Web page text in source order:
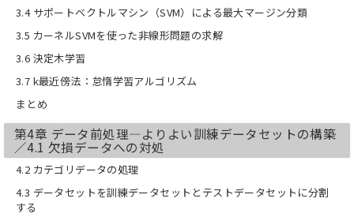
3.4 サポートベクトルマシン（SVM）による最大マージン分類
3.5 カーネルSVMを使った非線形問題の求解
3.6 決定木学習
3.7 k最近傍法：怠惰学習アルゴリズム
まとめ
第4章 データ前処理―よりよい訓練データセットの構築
／4.1 欠損データへの対処
4.2 カテゴリデータの処理
4.3 データセットを訓練データセットとテストデータセットに分割
する